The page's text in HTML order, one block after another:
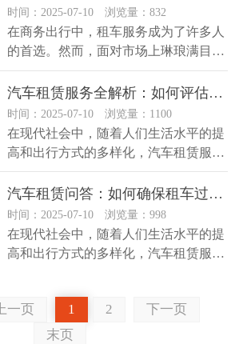
时间：2025-07-10 浏览量：832
在商务出行中，租车服务成为了许多人
的首选。然而，面对市场上琳琅满目的
租车公司，究竟该如何选择呢？本文...
汽车租赁服务全解析：如何评估租车公司的服务质量？
时间：2025-07-10 浏览量：1100
在现代社会中，随着人们生活水平的提
高和出行方式的多样化，汽车租赁服务
已经成为一种非常普遍的选择。然而...
汽车租赁问答：如何确保租车过程的安全性？
时间：2025-07-10 浏览量：998
在现代社会中，随着人们生活水平的提
高和出行方式的多样化，汽车租赁服务
上一页 1 2
下一页
末页